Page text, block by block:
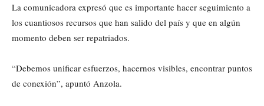
La comunicadora expresó que es importante hacer seguimiento a
los cuantiosos recursos que han salido del país y que en algún
momento deben ser repatriados.
“Debemos unificar esfuerzos, hacernos visibles, encontrar puntos
de conexión”, apuntó Anzola.